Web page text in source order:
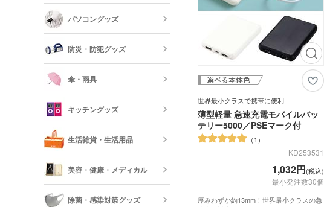
世界最小クラスで携帯に便利
薄型軽量 急速充電モバイルバッ
テリー5000／PSEマーク付
1
KD253531
1,032円(税込)
最小発注数30個
厚みわずか約13mm！世界最小クラスの急
記念品 写真立て・フォト
記念品 印鑑ケース・ネー
記念品 傘・日傘
オリジナルバスタオル
短納期オリジナルタオル
時計
モバイルバッテリー・充電
スマホモバイルスタンド
モバイル スマホケース
短納期スマホ・タブレット
パソコングッズ
防災・防犯グッズ
防災セット・非常持出袋
反射板・リフレクター
傘・雨具
傘
キッチングッズ
箸・カトラリー・スプーン
生活雑貨・生活用品
フォトフレーム・ピクチャ
美容・健康・メディカル
除菌・感染対策グッズ